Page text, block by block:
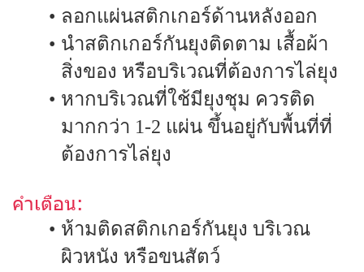
ลอกแผ่นสติกเกอร์ด้านหลังออก
นำสติกเกอร์กันยุงติดตาม เสื้อผ้า
สิ่งของ หรือบริเวณที่ต้องการไล่ยุง
หากบริเวณที่ใช้มียุงชุม ควรติด
มากกว่า 1-2 แผ่น ขึ้นอยู่กับพื้นที่ที่
ต้องการไล่ยุง
คำเตือน:
ห้ามติดสติกเกอร์กันยุง บริเวณ
ผิวหนัง หรือขนสัตว์